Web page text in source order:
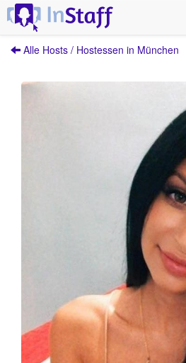
Alle Hosts / Hostessen in München